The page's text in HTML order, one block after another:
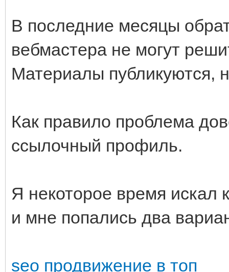
В последние месяцы
вебмастера не могут
Материалы публикуются,
Как правило проблема
ссылочный профиль.
Я некоторое время искал
и мне попались два
seo продвижение в топ